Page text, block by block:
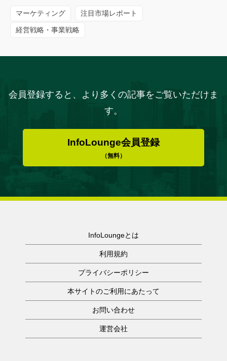
マーケティング 注目市場レポート
経営戦略・事業戦略
会員登録すると、より多くの記事をご覧いただけま
す。
InfoLounge会員登録
（無料）
InfoLoungeとは
利用規約
プライバシーポリシー
本サイトのご利用にあたって
お問い合わせ
運営会社